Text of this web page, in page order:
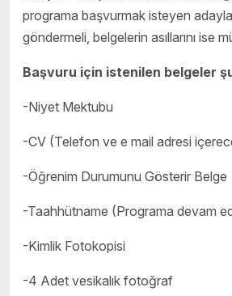
programa başvurmak isteyen
göndermeli, belgelerin asıllarını ise
Başvuru için istenilen belgeler
-Niyet Mektubu
-CV (Telefon ve e mail adresi
-Öğrenim Durumunu Gösterir Belge
-Taahhütname (Programa devam
-Kimlik Fotokopisi
-4 Adet vesikalık fotoğraf